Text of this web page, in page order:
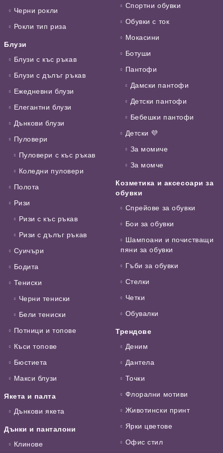
Черни рокли
Рокли тип риза
Блузи
Блузи с къс ръкав
Блузи с дълъг ръкав
Ежедневни блузи
Елегантни блузи
Дънкови блузи
Пуловери
Пуловери с къс ръкав
Коледни пуловери
Полота
Ризи
Ризи с къс ръкав
Ризи с дълъг ръкав
Суичъри
Бодита
Тениски
Черни тениски
Бели тениски
Потници и топове
Къси топове
Бюстиета
Макси блузи
Якета и палта
Дънкови якета
Дънки и панталони
Клинове
Спортни обувки
Обувки с ток
Мокасини
Ботуши
Пантофи
Дамски пантофи
Детски пантофи
Бебешки пантофи
Детски 💜
За момиче
За момче
Козметика и аксесоари за
обувки
Спрейове за обувки
Бои за обувки
Шампоани и почистващи
пяни за обувки
Гъби за обувки
Стелки
Четки
Обувалки
Трендове
Деним
Дантела
Точки
Флорални мотиви
Животински принт
Ярки цветове
Офис стил